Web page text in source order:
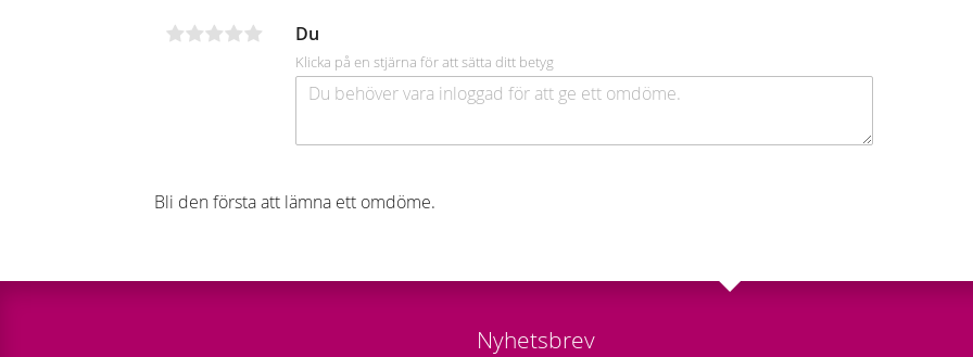
Du
Klicka på en stjärna för att sätta ditt betyg
Bli den första att lämna ett omdöme.
Nyhetsbrev